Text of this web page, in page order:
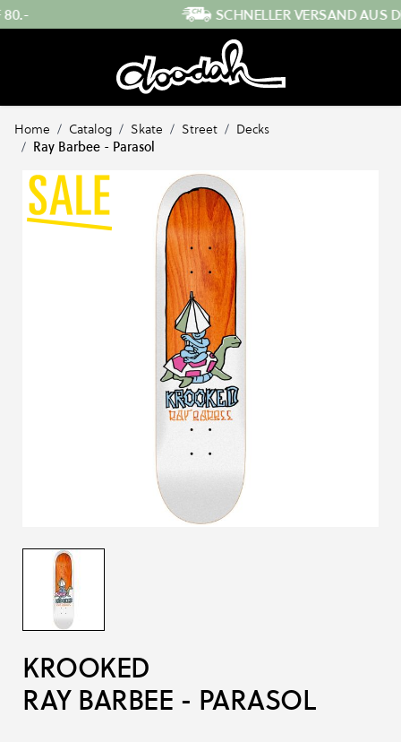
Direkt zum InhaltSCHNELLER VERSAND AUS DER SCHWEIZ
Home / Catalog / Skate / Street / Decks
/ Ray Barbee - Parasol
KROOKED
RAY BARBEE - PARASOL